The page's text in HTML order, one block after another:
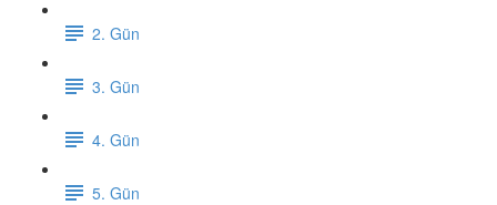
2. Gün
3. Gün
4. Gün
5. Gün